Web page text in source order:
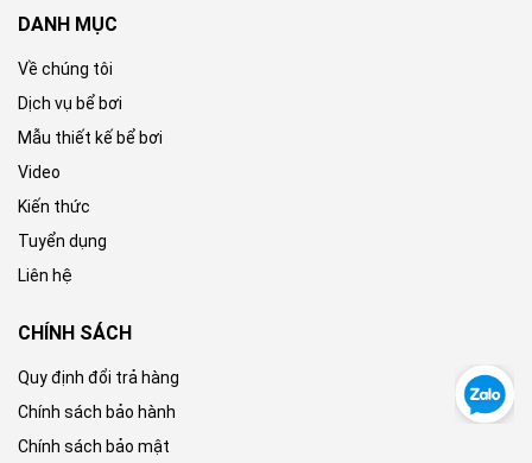
DANH MỤC
Về chúng tôi
Dịch vụ bể bơi
Mẫu thiết kế bể bơi
Video
Kiến thức
Tuyển dụng
Liên hệ
CHÍNH SÁCH
Quy định đổi trả hàng
Chính sách bảo hành
Chính sách bảo mật